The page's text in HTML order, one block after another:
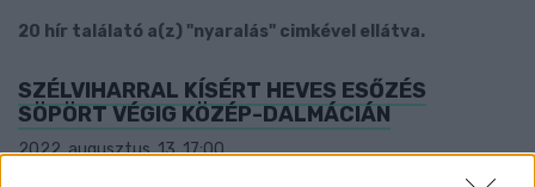
20 hír találató a(z) "nyaralás" cimkével ellátva.
SZÉLVIHARRAL KÍSÉRT HEVES ESŐZÉS
SÖPÖRT VÉGIG KÖZÉP-DALMÁCIÁN
2022. augusztus. 13. 17:00